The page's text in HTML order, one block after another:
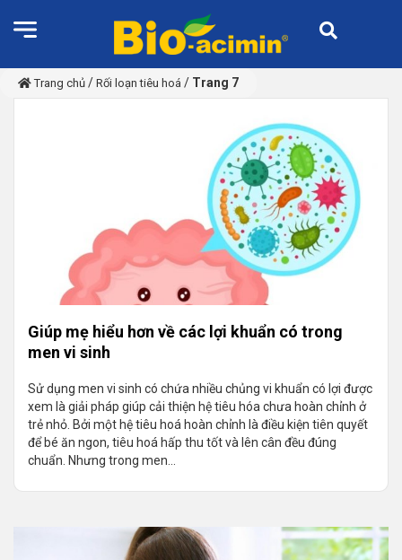
Trang chủ / Rối loạn tiêu hoá / Trang 7
Giúp mẹ hiểu hơn về các lợi khuẩn có trong
men vi sinh
Sử dụng men vi sinh có chứa nhiều chủng vi khuẩn có lợi được
xem là giải pháp giúp cải thiện hệ tiêu hóa chưa hoàn chỉnh ở
trẻ nhỏ. Bởi một hệ tiêu hoá hoàn chỉnh là điều kiện tiên quyết
để bé ăn ngon, tiêu hoá hấp thu tốt và lên cân đều đúng
chuẩn. Nhưng trong men...